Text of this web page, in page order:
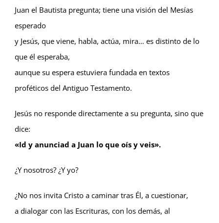
Juan el Bautista pregunta; tiene una visión del Mesías
esperado
y Jesús, que viene, habla, actúa, mira… es distinto de lo
que él esperaba,
aunque su espera estuviera fundada en textos
proféticos del Antiguo Testamento.
Jesús no responde directamente a su pregunta, sino que
dice:
«Id y anunciad a Juan lo que oís y veis».
¿Y nosotros? ¿Y yo?
¿No nos invita Cristo a caminar tras Él, a cuestionar,
a dialogar con las Escrituras, con los demás, al